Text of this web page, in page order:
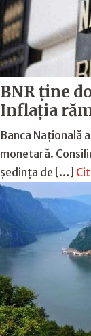
BNR ține
Inflația
Banca Națională
monetară.
ședința de […]